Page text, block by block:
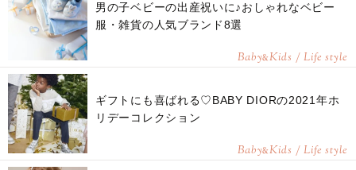
男の子ベビーの出産祝いに♪おしゃれなベビー
服・雑貨の人気ブランド8選
Baby&Kids / Life style
ギフトにも喜ばれる♡BABY DIORの2021年ホ
リデーコレクション
Baby&Kids / Life style